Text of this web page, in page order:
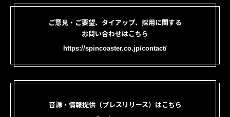
ご意見・ご要望、タイアップ、採用に関する
お問い合わせはこちら
https://spincoaster.co.jp/contact/
音源・情報提供（プレスリリース）はこちら